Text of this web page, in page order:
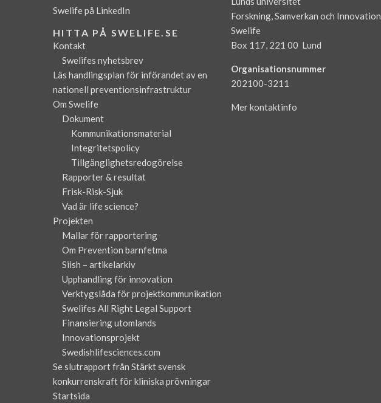
Swelife på LinkedIn
HITTA PÅ SWELIFE.SE
Kontakt
Swelifes nyhetsbrev
Läs handlingsplan för införandet av en
nationell preventionsinfrastruktur
Om Swelife
Dokument
Kommunikationsmaterial
Integritetspolicy
Tillgänglighetsredogörelse
Rapporter & resultat
Frisk-Risk-Sjuk
Vad är life science?
Projekten
Mallar för rapportering
Om Prevention barnfetma
Siish – artikelarkiv
Upphandling för innovation
Verktygslåda för projektkommunikation
Swelifes All Right Legal Support
Finansiering utomlands
Innovationsprojekt
Swedishlifesciences.com
Se slutrapport från Stärkt svensk
konkurrenskraft för kliniska prövningar
Startsida
Forskning, Samverkan och Innovation
Swelife
Box 117, 221 00 Lund
Organisationsnummer
202100-3211
Mer kontaktinfo